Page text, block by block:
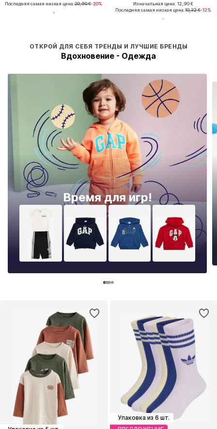
Последняя самая низкая цена:20,90 €-20%
ОТКРОЙ ДЛЯ СЕБЯ ТРЕНДЫ И ЛУЧШИЕ БРЕНДЫ
Вдохновение - Одежда
Время для игр!
Изначальная цена: 12,90 €
Последняя самая низкая цена:10,32 €-12%
Упаковка из 6 шт.